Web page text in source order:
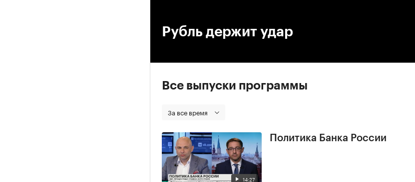
Рубль держит удар
Все выпуски программы
За все время
14:27
Политика Банка России